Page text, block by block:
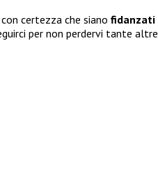
certezza che siano fidanzati
per non perdervi tante altre